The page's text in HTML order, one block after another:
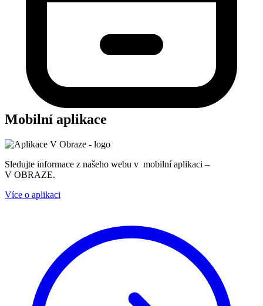
Mobilní aplikace
Sledujte informace z našeho webu v mobilní aplikaci –
V OBRAZE.
Více o aplikaci